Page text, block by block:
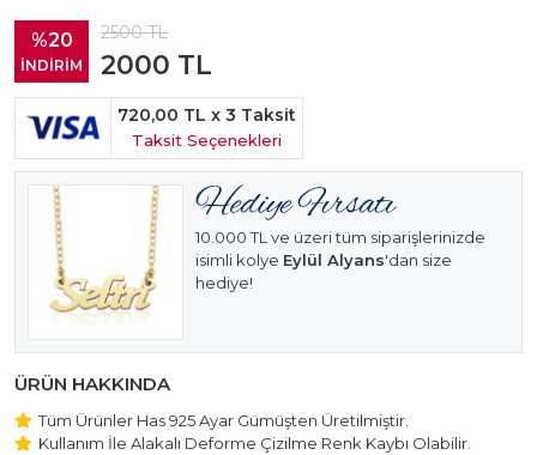
%20
İNDİRİM
2500TL
2000 TL
720,00 TL x 3 Taksit
Taksit Seçenekleri
10.000 TL ve üzeri tüm siparişlerinizde
isimli kolye Eylül Alyans'dan size
hediye!
ÜRÜN HAKKINDA
Tüm Ürünler Has 925 Ayar Gümüşten Üretilmiştir.
Kullanım İle Alakalı Deforme Çizilme Renk Kaybı Olabilir.